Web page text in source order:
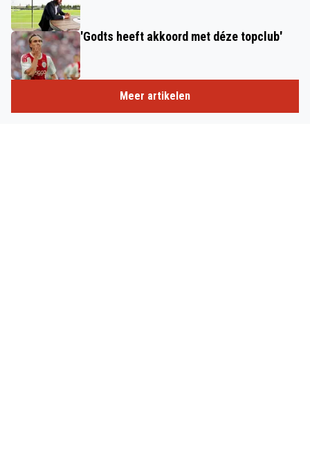
'Godts heeft akkoord met déze topclub'
Meer artikelen